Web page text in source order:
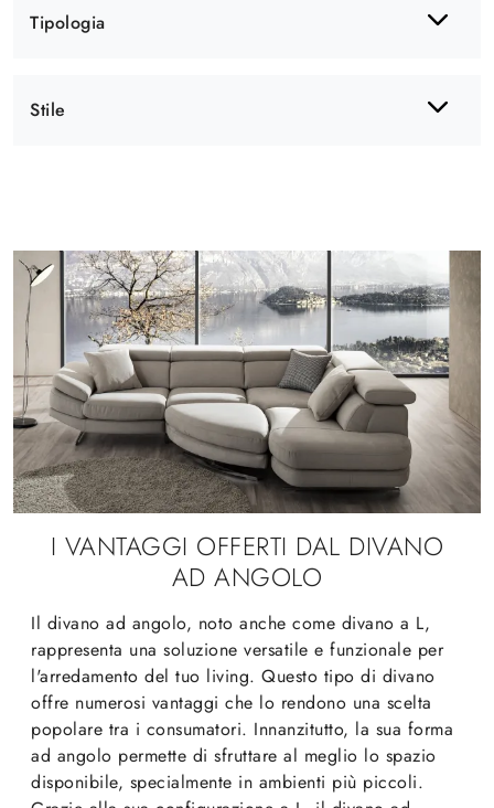
Tipologia
Stile
I VANTAGGI OFFERTI DAL DIVANO
AD ANGOLO
Il divano ad angolo, noto anche come divano a L,
rappresenta una soluzione versatile e funzionale per
l'arredamento del tuo living. Questo tipo di divano
offre numerosi vantaggi che lo rendono una scelta
popolare tra i consumatori. Innanzitutto, la sua forma
ad angolo permette di sfruttare al meglio lo spazio
disponibile, specialmente in ambienti più piccoli.